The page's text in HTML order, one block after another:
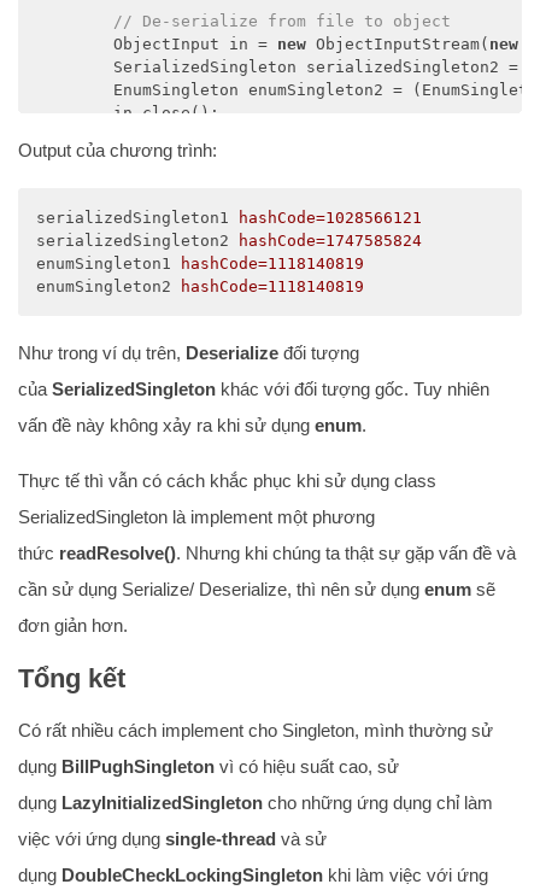
// De-serialize from file to object
        ObjectInput in =
new ObjectInputStream( new
SerializedSingleton serializedSingleton2 =
EnumSingleton enumSingleton2 =
        in.close();
        System.out.println(
        System.out.println(
"enumSingleton2
    }
}
Output của chương trình:
serializedSingleton1
hashCode=1028566121
serializedSingleton2
hashCode=1747585824
enumSingleton1
hashCode=1118140819
enumSingleton2
hashCode=1118140819
Như trong ví dụ trên, Deserialize đối tượng
của SerializedSingleton khác với đối tượng gốc. Tuy nhiên
vấn đề này không xảy ra khi sử dụng enum.
Thực tế thì vẫn có cách khắc phục khi sử dụng class
SerializedSingleton là implement một phương
thức readResolve(). Nhưng khi chúng ta thật sự gặp vấn đề và
cần sử dụng Serialize/ Deserialize, thì nên sử dụng enum sẽ
đơn giản hơn.
Tổng kết
Có rất nhiều cách implement cho Singleton, mình thường sử
dụng BillPughSingleton vì có hiệu suất cao, sử
dụng LazyInitializedSingleton cho những ứng dụng chỉ làm
việc với ứng dụng single-thread và sử
dụng DoubleCheckLockingSingleton khi làm việc với ứng